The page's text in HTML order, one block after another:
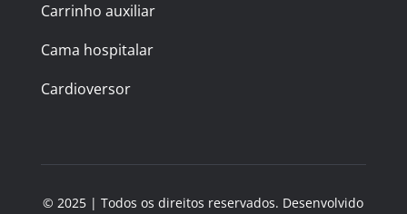
Carrinho auxiliar
Cama hospitalar
Cardioversor
© 2025 | Todos os direitos reservados. Desenvolvido